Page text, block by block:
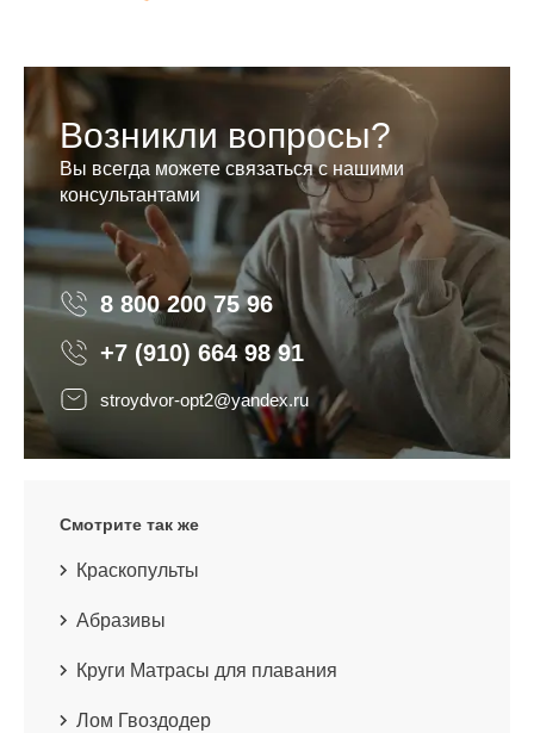
Возникли вопросы?
Вы всегда можете связаться с нашими
консультантами
8 800 200 75 96 8 800 200 75 96
+7 (910) 664 98 91
stroydvor-opt2@yandex.ru
Смотрите так же
Краскопульты
Абразивы
Круги Матрасы для плавания
Лом Гвоздодер